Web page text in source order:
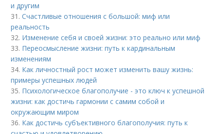
и другим
31.Счастливые отношения с большой: миф или
реальность
32. Изменение себя и своей жизни: это реально или миф
33. Переосмысление жизни: путь к кардинальным
изменениям
34. Как личностный рост может изменить вашу жизнь:
примеры успешных людей
35. Психологическое благополучие - это ключ к успешной
жизни: как достичь гармонии с самим собой и
окружающим миром
36. Как достичь субъективного благополучия: путь к